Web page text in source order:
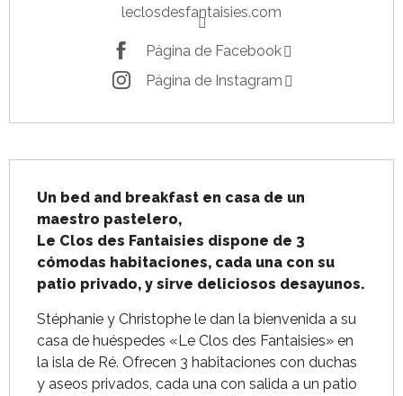
leclosdesfantaisies.com
Página de Facebook
Página de Instagram
Un bed and breakfast en casa de un
maestro pastelero,
Le Clos des Fantaisies dispone de 3
cómodas habitaciones, cada una con su
patio privado, y sirve deliciosos desayunos.
Stéphanie y Christophe le dan la bienvenida a su
casa de huéspedes «Le Clos des Fantaisies» en
la isla de Ré. Ofrecen 3 habitaciones con duchas
y aseos privados, cada una con salida a un patio